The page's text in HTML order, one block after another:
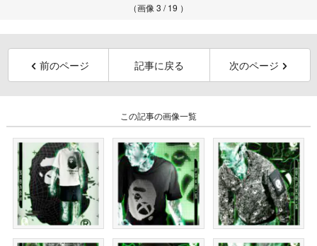
（画像 3 / 19 ）
前のページ 記事に戻る 次のページ
この記事の画像一覧